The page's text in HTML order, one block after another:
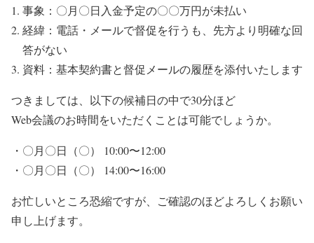
事象：〇月〇日入金予定の〇〇万円が未払い
経緯：電話・メールで督促を行うも、先方より明確な回
答がない
資料：基本契約書と督促メールの履歴を添付いたします
つきましては、以下の候補日の中で30分ほど
Web会議のお時間をいただくことは可能でしょうか。
・〇月〇日（〇） 10:00〜12:00
・〇月〇日（〇） 14:00〜16:00
お忙しいところ恐縮ですが、ご確認のほどよろしくお願い
申し上げます。